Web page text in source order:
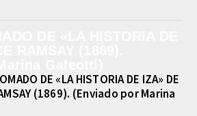
DE «LA HISTORIA DE IZA» DE
(1869). (Enviado por Marina